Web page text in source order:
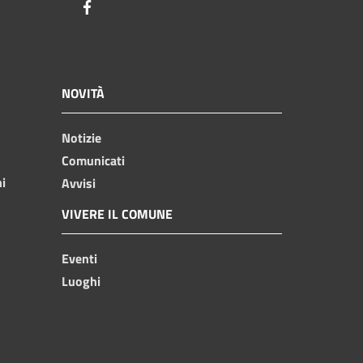
NOVITÀ
Notizie
Comunicati
Avvisi
VIVERE IL COMUNE
Eventi
Luoghi